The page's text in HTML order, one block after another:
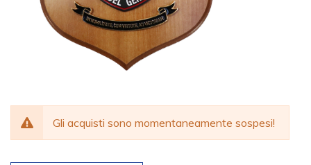
Gli acquisti sono momentaneamente sospesi!